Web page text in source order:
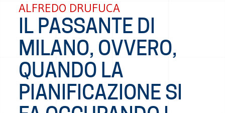
ALFREDO DRUFUCA
IL PASSANTE DI
MILANO, OVVERO,
QUANDO LA
PIANIFICAZIONE SI